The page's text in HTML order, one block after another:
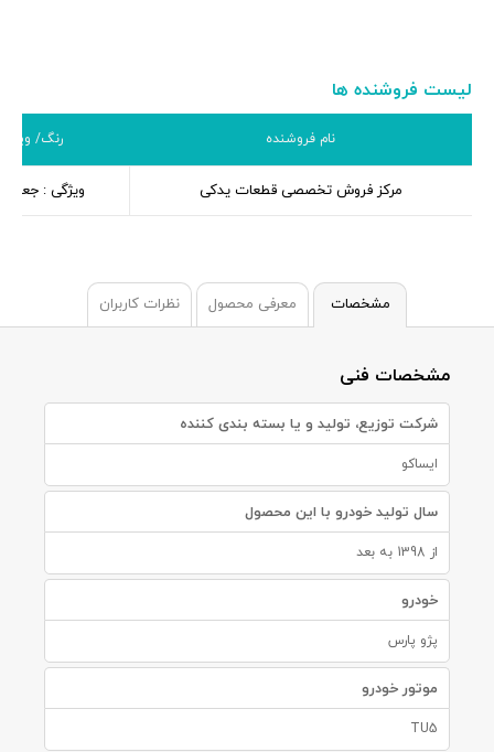
لیست فروشنده ها
نام فروشنده رنگ/
مرکز فروش تخصصی قطعات یدکی ویژگی : جعبه
مشخصات معرفی محصول نظرات کاربران
مشخصات فنی
شرکت توزیع، تولید و یا بسته بندی کننده
ایساکو
سال تولید خودرو با این محصول
از 1398 به بعد
خودرو
پژو پارس
موتور خودرو
TU5